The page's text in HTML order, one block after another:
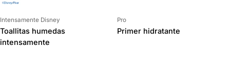
Proveedor:
Intensamente Disney
Toallitas humedas
intensamente
Proveedor:
Pro
Primer hidratante